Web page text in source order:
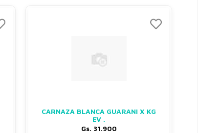
CARNAZA BLANCA GUARANI X KG
EV .
Gs. 31.900